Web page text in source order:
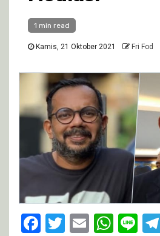
1 min read
Kamis, 21 Oktober 2021 Fri Fod
Facebook
Twitter
Email